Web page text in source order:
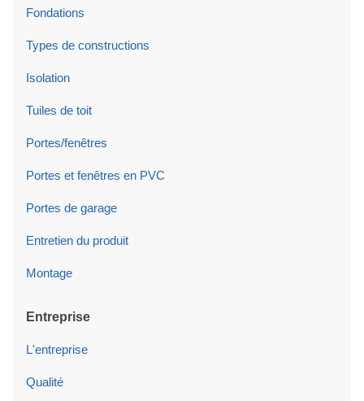
Fondations
Types de constructions
Isolation
Tuiles de toit
Portes/fenêtres
Portes et fenêtres en PVC
Portes de garage
Entretien du produit
Montage
Entreprise
L'entreprise
Qualité